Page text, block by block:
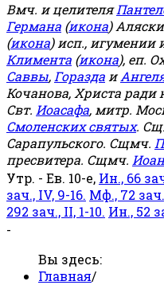
Вмч. и целителя
Германа (икона)
(икона) исп., игумении
Климента (икона), еп.
Саввы, Горазда и
Кочанова, Христа ради
Свт. Иоасафа, митр.
Смоленских святых.
Сарапульского. Сщмч.
пресвитера. Сщмч.
Утр. - Ев. 10-е, Ин., 66
зач., IV, 9-16. Мф., 72
292 зач., II, 1-10. Ин., 52
-
Вы здесь:
Главная/